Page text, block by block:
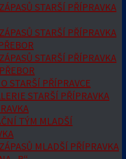
STARŠÍ PŘÍPRAVKA
STARŠÍ PŘÍPRAVKA
STARŠÍ PŘÍPRAVKA
STARŠÍ PŘÍPRAVCE
STARŠÍ PŘÍPRAVKA
TÝM MLADŠÍ
MLADŠÍ PŘÍPRAVKA